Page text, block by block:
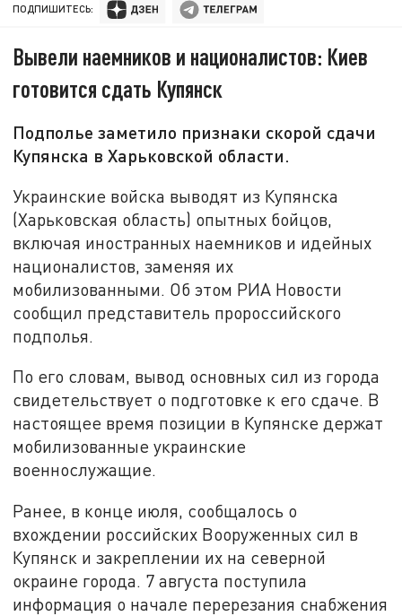
ПОДПИШИТЕСЬ:
Вывели наемников и националистов: Киев
готовится сдать Купянск
Подполье заметило признаки скорой сдачи
Купянска в Харьковской области.
Украинские войска выводят из Купянска
(Харьковская область) опытных бойцов,
включая иностранных наемников и идейных
националистов, заменяя их
мобилизованными. Об этом РИА Новости
сообщил представитель пророссийского
подполья.
По его словам, вывод основных сил из города
свидетельствует о подготовке к его сдаче. В
настоящее время позиции в Купянске держат
мобилизованные украинские
военнослужащие.
Ранее, в конце июля, сообщалось о
вхождении российских Вооруженных сил в
Купянск и закреплении их на северной
окраине города. 7 августа поступила
информация о начале перерезания снабжения